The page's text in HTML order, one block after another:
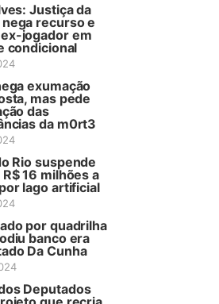
Justiça da
nega recurso e
jogador em
condicional
exumação
mas pede
das
da m0rt3
Rio suspende
16 milhões a
lago artificial
por quadrilha
banco era
Da Cunha
Deputados